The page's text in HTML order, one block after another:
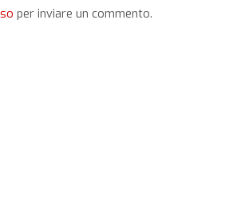
per inviare un commento.